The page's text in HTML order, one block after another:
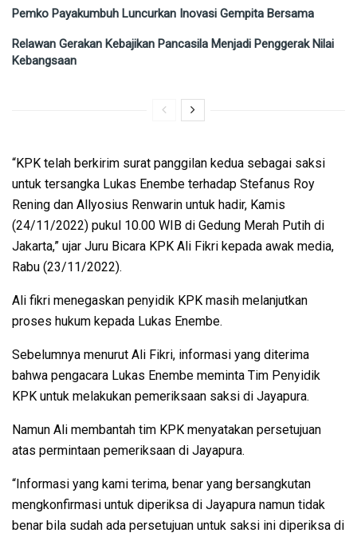
Pemko Payakumbuh Luncurkan Inovasi Gempita Bersama
Relawan Gerakan Kebajikan Pancasila Menjadi Penggerak Nilai
Kebangsaan
“KPK telah berkirim surat panggilan kedua sebagai saksi
untuk tersangka Lukas Enembe terhadap Stefanus Roy
Rening dan Allyosius Renwarin untuk hadir, Kamis
(24/11/2022) pukul 10.00 WIB di Gedung Merah Putih di
Jakarta,” ujar Juru Bicara KPK Ali Fikri kepada awak media,
Rabu (23/11/2022).
Ali fikri menegaskan penyidik KPK masih melanjutkan
proses hukum kepada Lukas Enembe.
Sebelumnya menurut Ali Fikri, informasi yang diterima
bahwa pengacara Lukas Enembe meminta Tim Penyidik
KPK untuk melakukan pemeriksaan saksi di Jayapura.
Namun Ali membantah tim KPK menyatakan persetujuan
atas permintaan pemeriksaan di Jayapura.
“Informasi yang kami terima, benar yang bersangkutan
mengkonfirmasi untuk diperiksa di Jayapura namun tidak
benar bila sudah ada persetujuan untuk saksi ini diperiksa di